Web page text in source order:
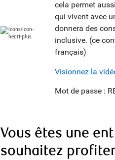
cela permet
qui vivent avec
donnera des
inclusive. (ce
français)
Visionnez la
Mot de passe :
Vous êtes une
souhaitez